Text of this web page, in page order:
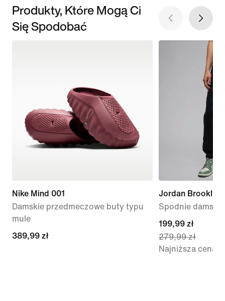
Produkty, Które Mogą Ci
Się Spodobać
Nike Mind 001
Damskie przedmeczowe buty typu
mule
389,99 zł
389,99 zł
Jordan Brooklyn
Spodnie damskie
current
price
199,99 zł,
199,99 zł
279,99 zł
Najniższa cena